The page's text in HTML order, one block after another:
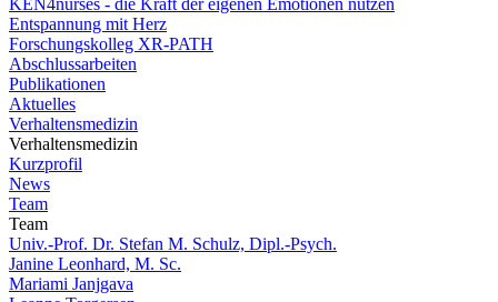
KEN4nurses - die Kraft der eigenen Emotionen nutzen
Entspannung mit Herz
Forschungskolleg XR-PATH
Abschlussarbeiten
Publikationen
Aktuelles
Verhaltensmedizin
Verhaltensmedizin
Kurzprofil
News
Team
Team
Univ.-Prof. Dr. Stefan M. Schulz, Dipl.-Psych.
Janine Leonhard, M. Sc.
Mariami Janjgava